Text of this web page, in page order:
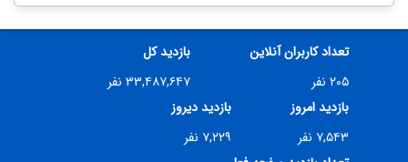
تعداد کاربران آنلاین
۲۰۵ نفر
بازدید کل
۳۳,۴۸۷,۶۴۷ نفر
بازدید امروز
۷,۵۴۳ نفر
بازدید دیروز
۷,۲۲۹ نفر